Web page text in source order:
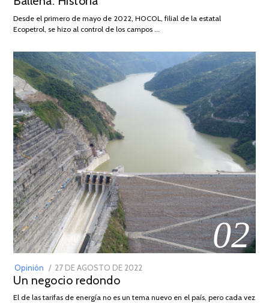
2026
Desde el primero de mayo de 2022, HOCOL, filial de la estatal
Ecopetrol, se hizo al control de los campos …
02
Opinión
POSTED
ON
27 DE AGOSTO DE 2022
Un negocio redondo
El de las tarifas de energía no es un tema nuevo en el país, pero cada vez